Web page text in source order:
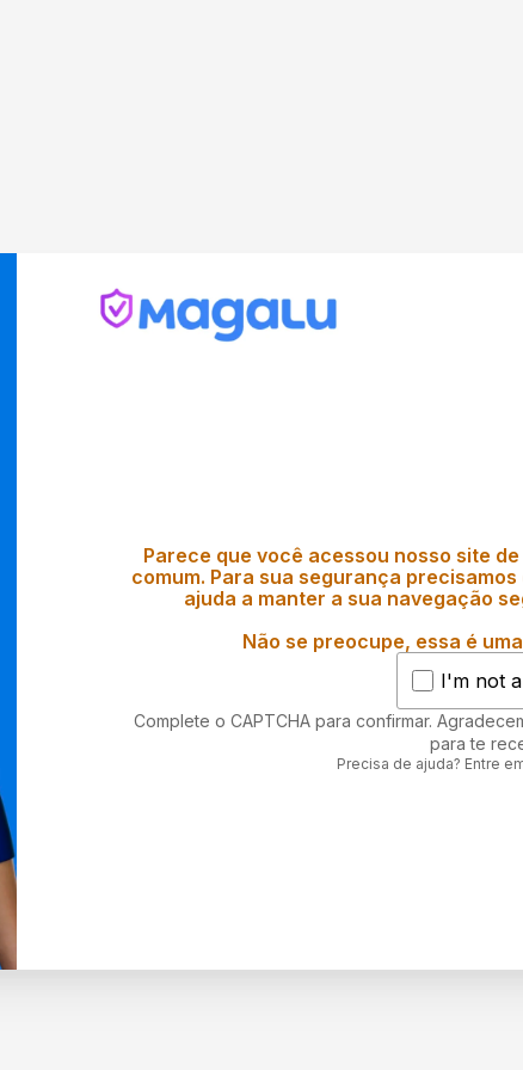
Parece que você acessou nosso site
comum. Para sua segurança
ajuda a manter a sua navegação
Não se preocupe, essa é
I'm not
Complete o CAPTCHA para confirmar.
para te
Precisa de ajuda? Entre